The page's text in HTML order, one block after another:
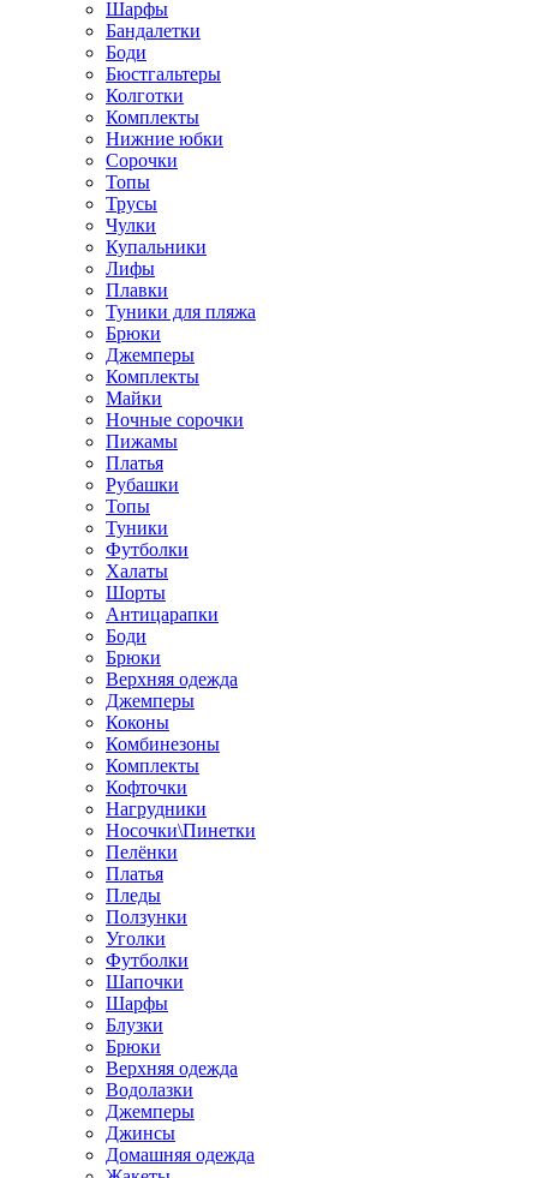
Шарфы
Бандалетки
Боди
Бюстгальтеры
Колготки
Комплекты
Нижние юбки
Сорочки
Топы
Трусы
Чулки
Купальники
Лифы
Плавки
Туники для пляжа
Брюки
Джемперы
Комплекты
Майки
Ночные сорочки
Пижамы
Платья
Рубашки
Топы
Туники
Футболки
Халаты
Шорты
Антицарапки
Боди
Брюки
Верхняя одежда
Джемперы
Коконы
Комбинезоны
Комплекты
Кофточки
Нагрудники
Носочки\Пинетки
Пелёнки
Платья
Пледы
Ползунки
Уголки
Футболки
Шапочки
Шарфы
Блузки
Брюки
Верхняя одежда
Водолазки
Джемперы
Джинсы
Домашняя одежда